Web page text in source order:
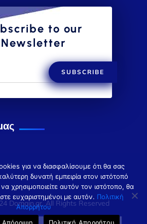
to our
Newsletter
SUBSCRIBE
Domain.gr. All Rights Reserved
για να διασφαλίσουμε ότι θα σας
δυνατή εμπειρία στον ιστότοπό
χρησιμοποιείτε αυτόν τον ιστότοπο, θα
ευχαριστημένοι με αυτόν. Πολιτική
Απορρήτου
Απόρριψη Πολιτική Απορρήτου